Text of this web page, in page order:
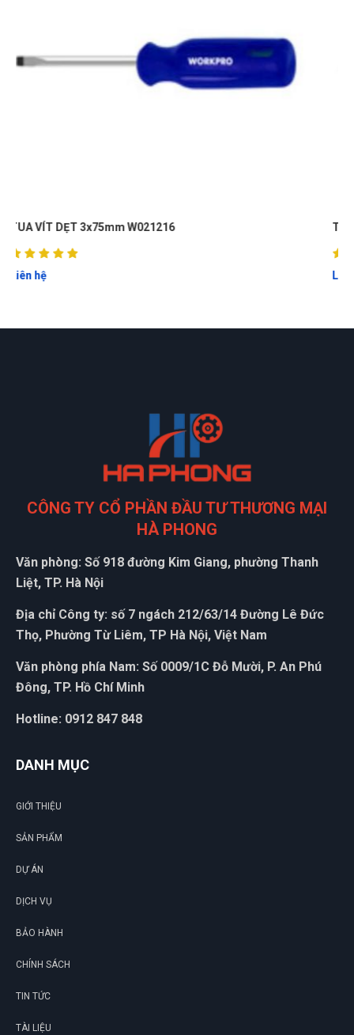
TUA VÍT PAKE PH1x4" W021139
Liên hệ
CÔNG TY CỔ PHẦN ĐẦU TƯ THƯƠNG MẠI
HÀ PHONG
Văn phòng: Số 918 đường Kim Giang, phường Thanh
Liệt, TP. Hà Nội
Địa chỉ Công ty: số 7 ngách 212/63/14 Đường Lê Đức
Thọ, Phường Từ Liêm, TP Hà Nội, Việt Nam
Văn phòng phía Nam: Số 0009/1C Đỗ Mười, P. An Phú
Đông, TP. Hồ Chí Minh
Hotline: 0912 847 848
DANH MỤC
GIỚI THIỆU
SẢN PHẨM
DỰ ÁN
DỊCH VỤ
BẢO HÀNH
CHÍNH SÁCH
TIN TỨC
TÀI LIỆU